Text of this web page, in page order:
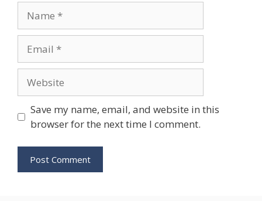
Save my name, email, and website in this
browser for the next time I comment.